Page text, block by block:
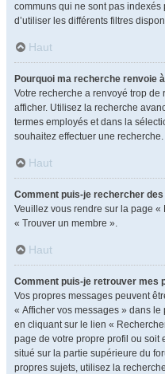
communs qui ne sont pas indexés
d’utiliser les différents filtres
Haut
Pourquoi ma recherche renvoie
Votre recherche a renvoyé trop
afficher. Utilisez la recherche
termes employés et dans la
souhaitez effectuer une recherche.
Haut
Comment puis-je rechercher
Veuillez vous rendre sur la page
« Trouver un membre ».
Haut
Comment puis-je retrouver mes
Vos propres messages peuvent
« Afficher vos messages » dans
en cliquant sur le lien «
page de votre propre profil ou soit
situé sur la partie supérieure du
propres sujets, utilisez la